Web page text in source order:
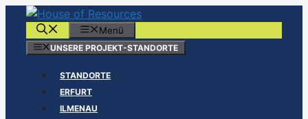
Zum
springen
Menü
UNSERE PROJEKT-STANDORTE
STANDORTE
ERFURT
ILMENAU